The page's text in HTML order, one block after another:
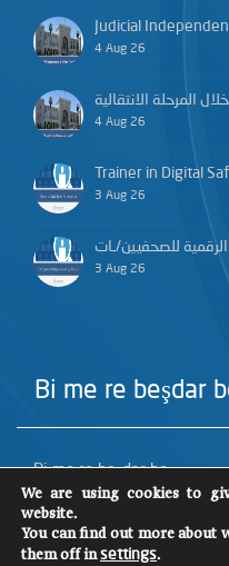
Judicial
4 Aug 26
المرحلة الانتقالية
4 Aug 26
Trainer in Digital
3 Aug 26
للصحفيين/ـات
3 Aug 26
Bi me re beşdar
Bi me re beşdar be
We are using cookies to
website.
You can find out more about
them off insettings.